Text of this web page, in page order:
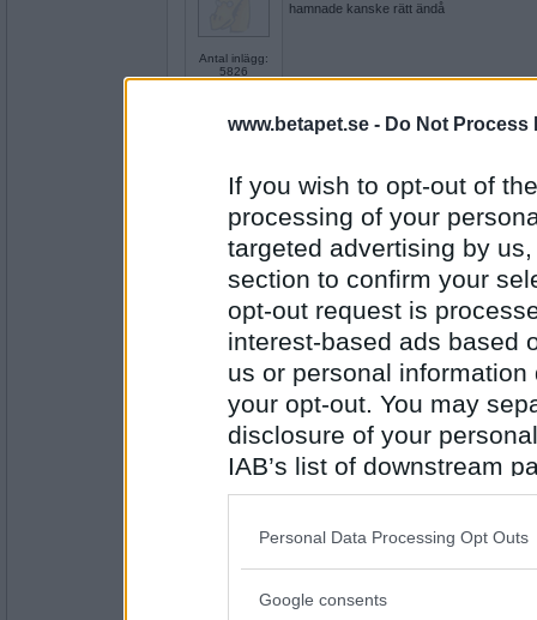
www.betapet.se - Do Not Process
If you wish to opt-out of
processing of your
targeted advertising by
section to confirm your
opt-out request is
interest-based ads based
us or personal
your opt-out. You may
disclosure of your
IAB’s list of downstream
also be disclosed by us
Downstream Participants
Please note that this
Personal Data Processing Opt Outs
Google consents
Antal inlägg:
5826
hamnade kanske rätt ändå
Antal inlägg:
4962
Så rätt det kan bli
Antal inlägg:
5826
så 2 x 3 blev fem?
inte helt hemma än